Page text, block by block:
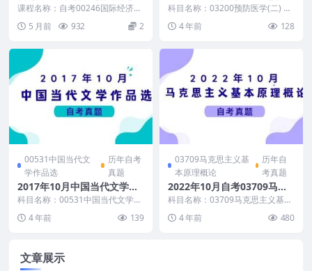
年真题及答案汇总
课程名称：自考00246国际经济法
概论 适用范围：全国高等教育自
学考试国际经济法...
5 月前 932 2
医学(二)真题及答案
科目名称：03200预防医学(二) 试
学考试预...
4 年前 128
00531中国当代文
学作品选
历年自考
真题
2017年10月中国当代文学作
品选自考真题及答案
科目名称：00531中国当代文学作
教育自学考...
4 年前 139
03709马克思主义基
本原理概论
历年自
考真题
2022年10月自考03709马克
思主义基本原理真题及答案
科目名称：03709马克思主义基本
教育自学考...
4 年前 480
文章展示